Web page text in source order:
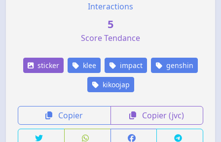
Interactions
5
Score Tendance
sticker klee impact genshin
kikoojap
Copier Copier (jvc)